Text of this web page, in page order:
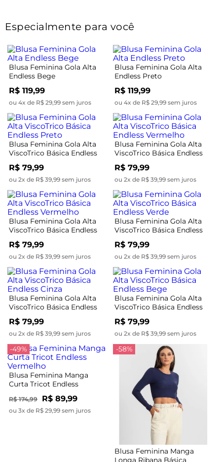
Especialmente para você
Blusa Feminina Gola Alta
Endless Bege
R$ 119,99
ou 4x de R$ 29,99 sem juros
Blusa Feminina Gola Alta
Endless Preto
R$ 119,99
ou 4x de R$ 29,99 sem juros
Blusa Feminina Gola Alta
ViscoTrico Básica Endless
Preto
R$ 79,99
ou 2x de R$ 39,99 sem juros
Blusa Feminina Gola Alta
ViscoTrico Básica Endless
Vermelho
R$ 79,99
ou 2x de R$ 39,99 sem juros
Blusa Feminina Gola Alta
ViscoTrico Básica Endless
Vermelho
R$ 79,99
ou 2x de R$ 39,99 sem juros
Blusa Feminina Gola Alta
ViscoTrico Básica Endless
Verde
R$ 79,99
ou 2x de R$ 39,99 sem juros
Blusa Feminina Gola Alta
ViscoTrico Básica Endless
Cinza
R$ 79,99
ou 2x de R$ 39,99 sem juros
Blusa Feminina Gola Alta
ViscoTrico Básica Endless
Bege
R$ 79,99
ou 2x de R$ 39,99 sem juros
-49%
Blusa Feminina Manga
Curta Tricot Endless
R$ 174,99 R$ 89,99
ou 3x de R$ 29,99 sem juros
-58%
Blusa Feminina Manga
Longa Ribana Básica